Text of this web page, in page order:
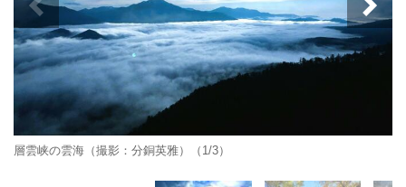
層雲峡の雲海（撮影：分銅英雅）（1/3）